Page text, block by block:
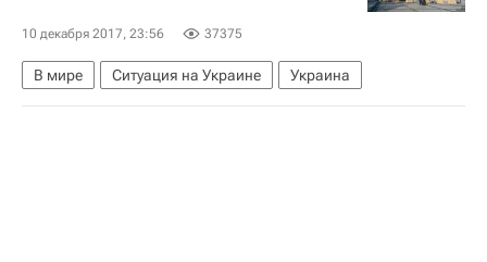
10 декабря 2017, 23:56 37375
В мире Ситуация на Украине Украина